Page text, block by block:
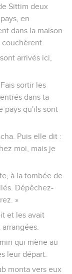
Sittim deux
en
dans la maison
arrivés ici,
sortir les
dans ta
pays qu'ils sont
Puis elle dit :
moi, mais je
à la tombée de
Dépêchez-
»
et les avait
qui mène au
leur départ.
monta vers eux